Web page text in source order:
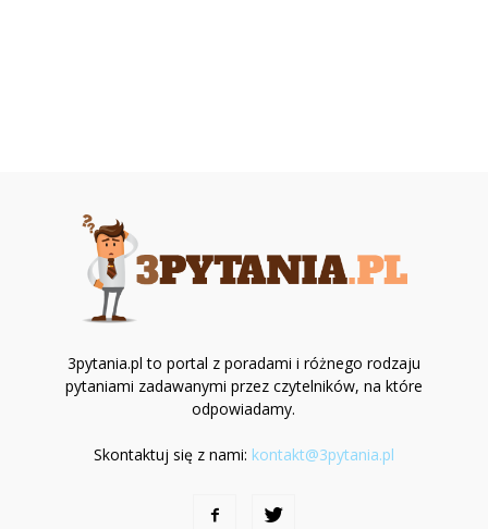
3pytania.pl to portal z poradami i różnego rodzaju
pytaniami zadawanymi przez czytelników, na które
odpowiadamy.
Skontaktuj się z nami: kontakt@3pytania.pl